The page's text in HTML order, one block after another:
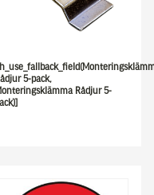
5-pack,
Rådjur 5-